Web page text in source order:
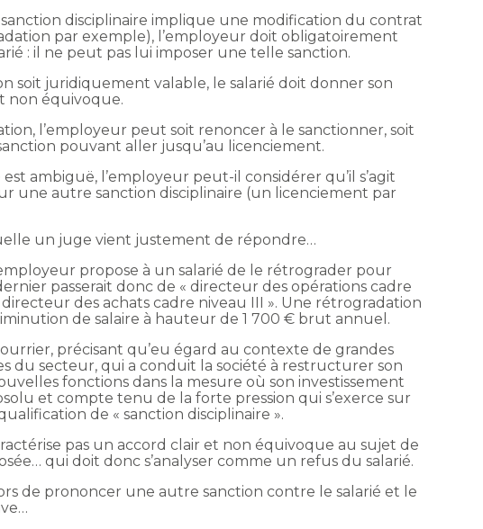
disciplinaire implique une modification du contrat
par exemple), l’employeur doit obligatoirement
: il ne peut pas lui imposer une telle sanction.
soit juridiquement valable, le salarié doit donner son
non équivoque.
l’employeur peut soit renoncer à le sanctionner, soit
pouvant aller jusqu’au licenciement.
ambiguë, l’employeur peut-il considérer qu’il s’agit
une autre sanction disciplinaire (un licenciement par
un juge vient justement de répondre…
propose à un salarié de le rétrograder pour
passerait donc de « directeur des opérations cadre
directeur des achats cadre niveau III ». Une rétrogradation
de salaire à hauteur de 1 700 € brut annuel.
précisant qu’eu égard au contexte de grandes
du secteur, qui a conduit la société à restructurer son
fonctions dans la mesure où son investissement
et compte tenu de la forte pression qui s’exerce sur
de « sanction disciplinaire ».
pas un accord clair et non équivoque au sujet de
qui doit donc s’analyser comme un refus du salarié.
de prononcer une autre sanction contre le salarié et le